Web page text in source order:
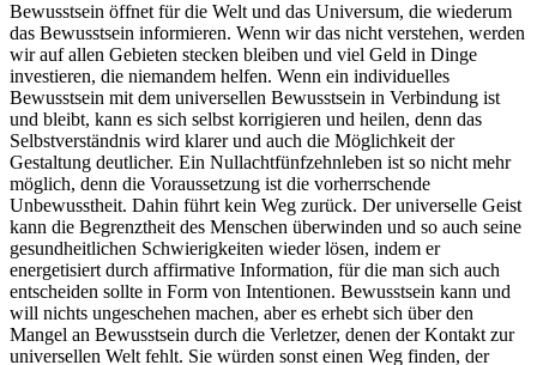
Bewusstsein öffnet für die Welt und das Universum, die wiederum
das Bewusstsein informieren. Wenn wir das nicht verstehen, werden
wir auf allen Gebieten stecken bleiben und viel Geld in Dinge
investieren, die niemandem helfen. Wenn ein individuelles
Bewusstsein mit dem universellen Bewusstsein in Verbindung ist
und bleibt, kann es sich selbst korrigieren und heilen, denn das
Selbstverständnis wird klarer und auch die Möglichkeit der
Gestaltung deutlicher. Ein Nullachtfünfzehnleben ist so nicht mehr
möglich, denn die Voraussetzung ist die vorherrschende
Unbewusstheit. Dahin führt kein Weg zurück. Der universelle Geist
kann die Begrenztheit des Menschen überwinden und so auch seine
gesundheitlichen Schwierigkeiten wieder lösen, indem er
energetisiert durch affirmative Information, für die man sich auch
entscheiden sollte in Form von Intentionen. Bewusstsein kann und
will nichts ungeschehen machen, aber es erhebt sich über den
Mangel an Bewusstsein durch die Verletzer, denen der Kontakt zur
universellen Welt fehlt. Sie würden sonst einen Weg finden, der